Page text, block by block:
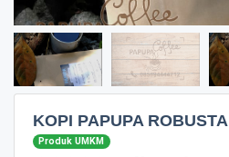
KOPI PAPUPA ROBUSTA
Produk UMKM